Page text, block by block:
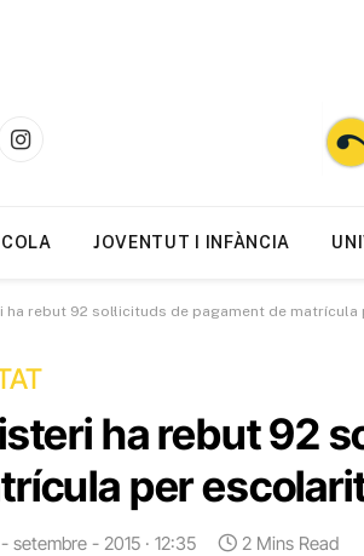
Instagram
JOVENTUT I INFÀNCIA
ha rebut 92 sol·licituds de pagament de
ha rebut 92
per
setembre - 2015 · 12:35 2 Mins Read